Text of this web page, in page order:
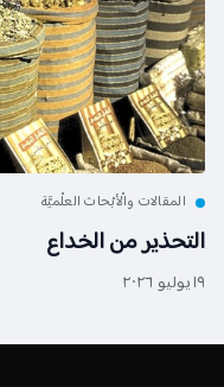
المقالات والْأبْحاث العلْميَّة
التحذير من الخداع
١٩ يوليو ٢٠٢٦